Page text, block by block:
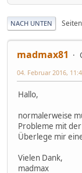
NACH UNTEN Seiten
madmax81
04. Februar 2016,
Hallo,
normalerweise
Probleme mit
Überlege mir
Vielen Dank,
madmax